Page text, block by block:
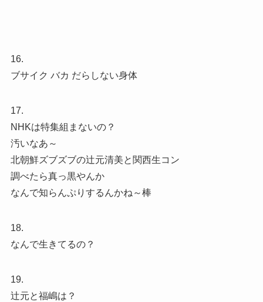
16.
ブサイク バカ だらしない身体
17.
NHKは特集組まないの？
汚いなあ～
北朝鮮ズブズブの辻元清美と関西生コン
調べたら真っ黒やんか
なんで知らんぷりするんかね～棒
18.
なんで生きてるの？
19.
辻元と福嶋は？